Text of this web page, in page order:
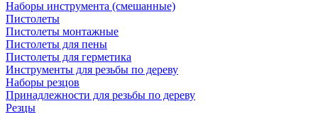
Наборы инструмента (смешанные)
Пистолеты
Пистолеты монтажные
Пистолеты для пены
Пистолеты для герметика
Инструменты для резьбы по дереву
Наборы резцов
Принадлежности для резьбы по дереву
Резцы